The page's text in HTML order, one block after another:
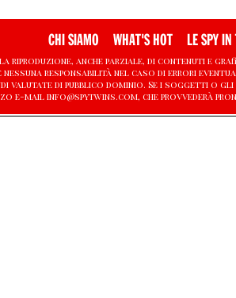
CHI SIAMO WHAT'S HOT LE SPY IN
riproduzione, anche parziale, di contenuti e
nessuna responsabilità nel caso di errori
valutate di pubblico dominio. Se i soggetti
e-mail info@spytwins.com, che provvederà